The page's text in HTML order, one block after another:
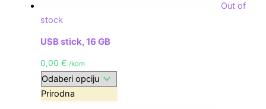
Out of
stock
USB stick, 16 GB
0,00 € /kom
Prirodna